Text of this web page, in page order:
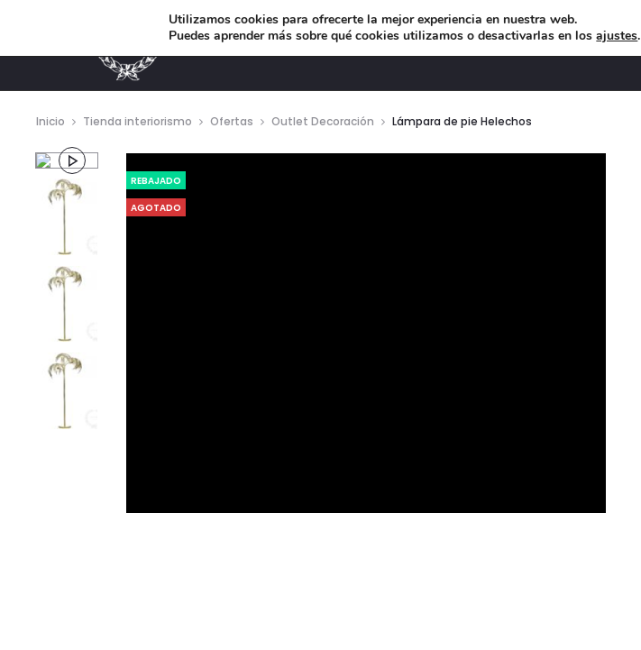
MUEBLES DE DISEÑO ILUMINACIÓN
Inicio Tienda interiorismo Ofertas Outlet Decoración Lámpara de pie Helechos
REBAJADO
AGOTADO
Utilizamos cookies para ofrecerte la mejor experiencia en nuestra web.
Puedes aprender más sobre qué cookies utilizamos o desactivarlas en losajustes.